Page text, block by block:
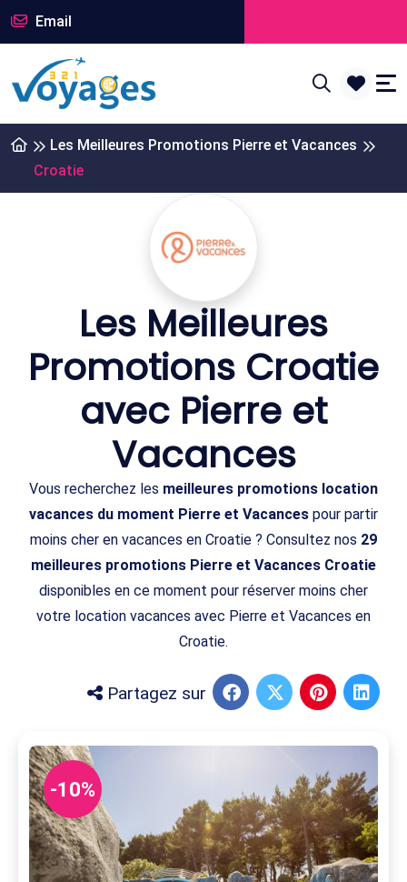
Email
Les Meilleures Promotions Pierre et Vacances
Croatie
Les Meilleures
Promotions Croatie
avec Pierre et
Vacances
Vous recherchez les meilleures promotions location
vacances du moment Pierre et Vacances pour partir
moins cher en vacances en Croatie ? Consultez nos 29
meilleures promotions Pierre et Vacances Croatie
disponibles en ce moment pour réserver moins cher
votre location vacances avec Pierre et Vacances en
Croatie.
Partagez sur
-10%